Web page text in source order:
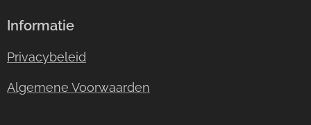
Informatie
Privacybeleid
Algemene Voorwaarden